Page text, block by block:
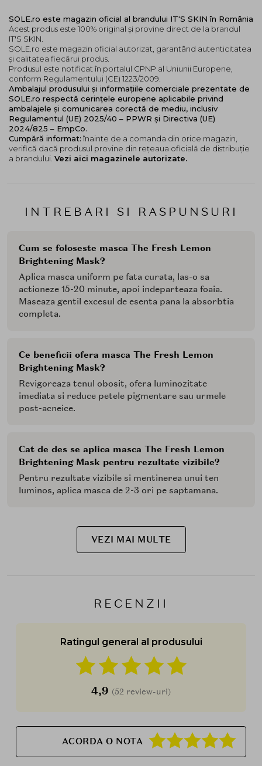
INTREBARI SI RASPUNSURI
Cum se foloseste masca The Fresh Lemon
Brightening Mask?
Aplica masca uniform pe fata curata, las-o sa
actioneze 15-20 minute, apoi indeparteaza foaia.
Maseaza gentil excesul de esenta pana la absorbtia
completa.
Ce beneficii ofera masca The Fresh Lemon
Brightening Mask?
Revigoreaza tenul obosit, ofera luminozitate
imediata si reduce petele pigmentare sau urmele
post-acneice.
Cat de des se aplica masca The Fresh Lemon
Brightening Mask pentru rezultate vizibile?
Pentru rezultate vizibile si mentinerea unui ten
luminos, aplica masca de 2-3 ori pe saptamana.
VEZI MAI MULTE
SOLE.ro este magazin oficial al brandului IT'S SKIN în România
Acest produs este 100% original și provine direct de la brandul
IT'S SKIN.
SOLE.ro este magazin oficial autorizat, garantând autenticitatea
și calitatea fiecărui produs.
Produsul este notificat în portalul CPNP al Uniunii Europene,
conform Regulamentului (CE) 1223/2009.
Ambalajul produsului și informațiile comerciale prezentate de
SOLE.ro respectă cerințele europene aplicabile privind
ambalajele și comunicarea corectă de mediu, inclusiv
Regulamentul (UE) 2025/40 – PPWR și Directiva (UE)
2024/825 – EmpCo.
Cumpără informat: înainte de a comanda din orice magazin,
verifică dacă produsul provine din rețeaua oficială de distribuție
a brandului. Vezi aici magazinele autorizate.
RECENZII
Ratingul general al produsului
4,9 (52 review-uri)
ACORDA O NOTA